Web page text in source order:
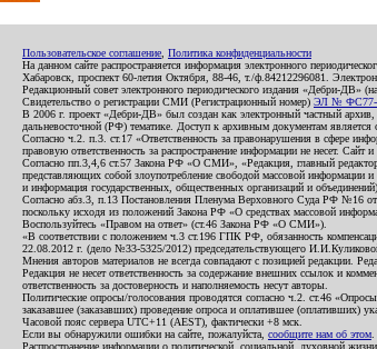
Пользовательское соглашение Политика конфиденциальности
На данном сайте распространяется информация электронного
Хабаровск, проспект 60-летия Октября, 88-46, т./ф.84212296081.
Редакционный совет электронного периодического издания
Свидетельство о регистрации СМИ (Регистрационный номер) ЭЛ № ФС77-
В 2006 г. проект «Дебри-ДВ» был создан как электронный частный архив,
дальневосточной (РФ) тематике. Доступ к архивным документам
Согласно ч.2. п.3. ст.17 «Ответственность за правонарушения в сфере
правовую ответственность за распространение информации не несет.
Согласно пп.3,4,6 ст.57 Закона РФ «О СМИ», «Редакция, главный
представляющих собой злоупотребление свободой массовой информации
и информация государственных, общественных организаций и
Согласно абз.3, п.13 Постановления Пленума Верховного Суда РФ №16 от
поскольку исходя из положений Закона РФ «О средствах массовой
Воспользуйтесь «Правом на ответ» (ст.46 Закона РФ «О СМИ»).
«В соответствии с положением ч.3 ст.196 ГПК РФ, обязанность
22.08.2012 г. (дело №33-5325/2012) председательствующего
Мнения авторов материалов не всегда совпадают с позицией редакции.
Редакция не несет ответственность за содержание внешних ссылок и
ответственность за достоверность и наполняемость несут авторы.
Политические опросы/голосования проводятся согласно ч.2. ст.46
заказавшее (заказавших) проведение опроса и оплатившее (оплативших)
Часовой пояс сервера UTC+11 (AEST), фактически +8 мск.
Если вы обнаружили ошибки на сайте, пожалуйста, сообщите нам об этом
Распространение информации о политической, социальной, духовной